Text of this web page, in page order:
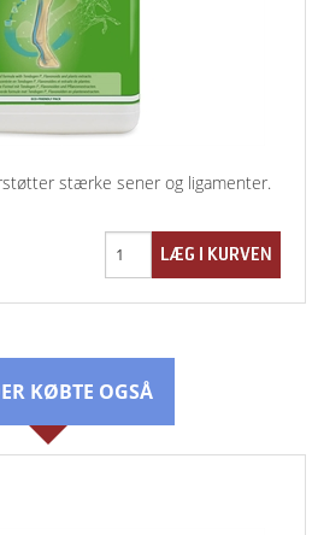
stærke sener og ligamenter.
KØBTE OGSÅ